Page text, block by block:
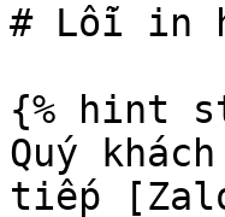
# Lỗi in
{% hint
Quý
tiếp